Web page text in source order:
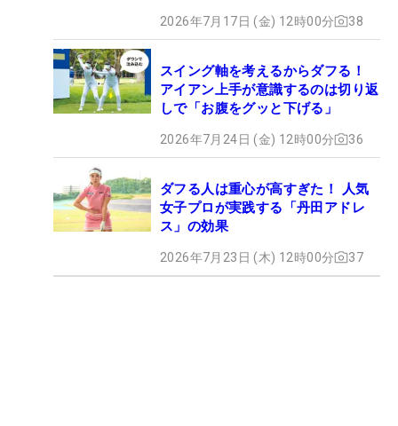
2026年7月17日 (金) 12時00分 38
スイング軸を考えるからダフる！
アイアン上手が意識するのは切り返
しで「お腹をグッと下げる」
2026年7月24日 (金) 12時00分 36
ダフる人は重心が高すぎた！ 人気
女子プロが実践する「丹田アドレ
ス」の効果
2026年7月23日 (木) 12時00分 37